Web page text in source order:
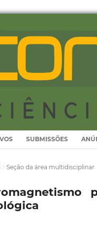
SUBMISSÕES
/ Seção da área multidisciplinar